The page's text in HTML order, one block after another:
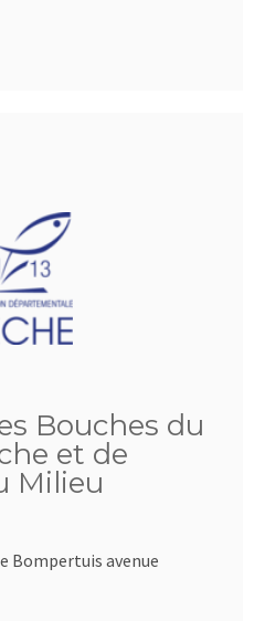
Bouches du
et de
Milieu
Bompertuis avenue